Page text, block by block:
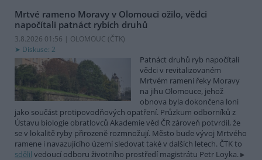
Mrtvé rameno Moravy v Olomouci ožilo, vědci
napočítali patnáct rybích druhů
3.8.2026 01:56 | OLOMOUC (ČTK)
Diskuse: 2
Patnáct druhů ryb napočítali
vědci v revitalizovaném
Mrtvém rameni řeky Moravy
na jihu Olomouce, jehož
obnova byla dokončena loni
jako součást protipovodňových opatření. Průzkum odborníků z
Ústavu biologie obratlovců Akademie věd ČR zároveň potvrdil, že
se v lokalitě ryby přirozeně rozmnožují. Město bude vývoj Mrtvého
ramene i navazujícího území sledovat také v dalších letech. ČTK to
sdělil vedoucí odboru životního prostředí magistrátu Petr Loyka.